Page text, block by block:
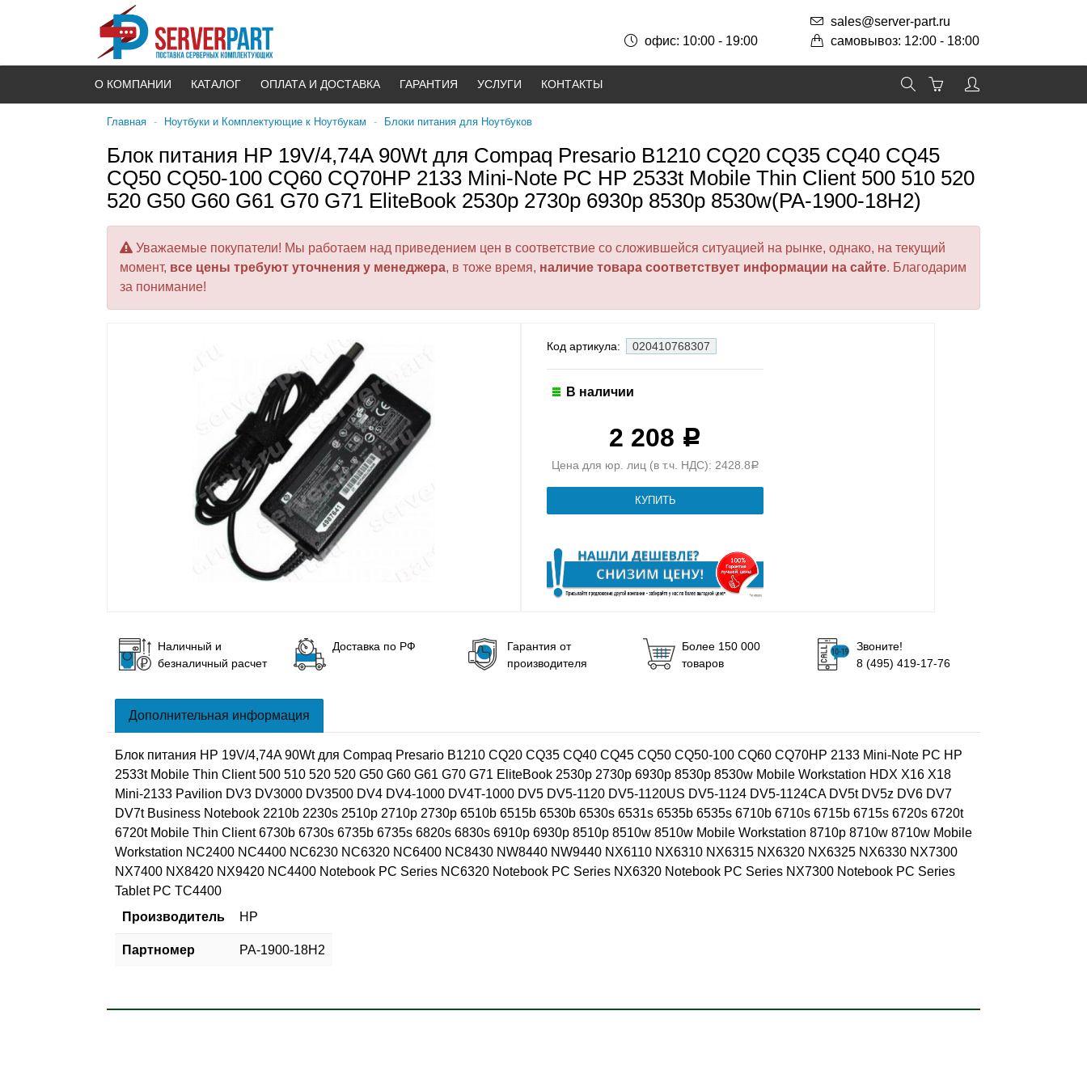
sales@server-part.ru
самовывоз: 12:00 - 18:00
офис: 10:00 - 19:00
О КОМПАНИИ КАТАЛОГ ОПЛАТА И ДОСТАВКА ГАРАНТИЯ УСЛУГИ КОНТАКТЫ
Главная - Ноутбуки и Комплектующие к Ноутбукам - Блоки питания для Ноутбуков
Блок питания HP 19V/4,74A 90Wt для Compaq Presario B1210 CQ20 CQ35 CQ40 CQ45
CQ50 CQ50-100 CQ60 CQ70HP 2133 Mini-Note PC HP 2533t Mobile Thin Client 500 510 520
520 G50 G60 G61 G70 G71 EliteBook 2530p 2730p 6930p 8530p 8530w(PA-1900-18H2)
Уважаемые покупатели! Мы работаем над приведением цен в соответствие со сложившейся ситуацией на рынке, однако, на текущий
момент, все цены требуют уточнения у менеджера, в тоже время, наличие товара соответствует информации на сайте. Благодарим
за понимание!
Код артикула: 020410768307
В наличии
2 208 Р
Цена для юр. лиц (в т.ч. НДС): 2428.8 Р
Наличный и
безналичный расчет
Доставка по РФ
Гарантия от
производителя
Более 150 000
товаров
Звоните!
8 (495) 419-17-76
Дополнительная информация
Блок питания HP 19V/4,74A 90Wt для Compaq Presario B1210 CQ20 CQ35 CQ40 CQ45 CQ50 CQ50-100 CQ60 CQ70HP 2133 Mini-Note PC HP
2533t Mobile Thin Client 500 510 520 520 G50 G60 G61 G70 G71 EliteBook 2530p 2730p 6930p 8530p 8530w Mobile Workstation HDX X16 X18
Mini-2133 Pavilion DV3 DV3000 DV3500 DV4 DV4-1000 DV4T-1000 DV5 DV5-1120 DV5-1120US DV5-1124 DV5-1124CA DV5t DV5z DV6 DV7
DV7t Business Notebook 2210b 2230s 2510p 2710p 2730p 6510b 6515b 6530b 6530s 6531s 6535b 6535s 6710b 6710s 6715b 6715s 6720s 6720t
6720t Mobile Thin Client 6730b 6730s 6735b 6735s 6820s 6830s 6910p 6930p 8510p 8510w 8510w Mobile Workstation 8710p 8710w 8710w Mobile
Workstation NC2400 NC4400 NC6230 NC6320 NC6400 NC8430 NW8440 NW9440 NX6110 NX6310 NX6315 NX6320 NX6325 NX6330 NX7300
NX7400 NX8420 NX9420 NC4400 Notebook PC Series NC6320 Notebook PC Series NX6320 Notebook PC Series NX7300 Notebook PC Series
Tablet PC TC4400
Производитель
HP
Партномер PA-1900-18H2